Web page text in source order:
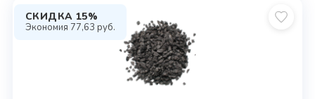
СКИДКА 15%
Экономия 77,63 руб.